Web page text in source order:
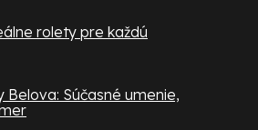
rolety pre každú
Belova: Súčasné umenie,